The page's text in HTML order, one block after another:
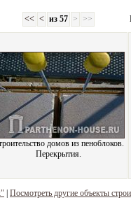
<< < из 57 > >>
домов из пеноблоков.
Перекрытия.
Посмотреть другие объекты